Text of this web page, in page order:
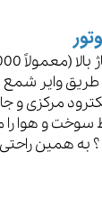
طریق وایر
مرکزی و
و هوا را
همین